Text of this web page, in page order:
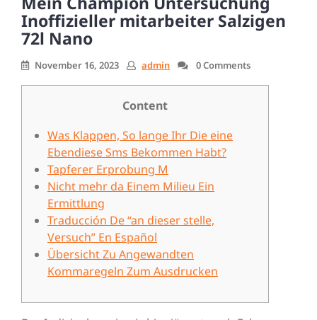
Inoffizieller mitarbeiter Salzigen
72l Nano
November 16, 2023 admin 0 Comments
Content
Was Klappen, So lange Ihr Die eine
Ebendiese Sms Bekommen Habt?
Tapferer Erprobung M
Nicht mehr da Einem Milieu Ein
Ermittlung
Traducción De “an dieser stelle,
Versuch” En Español
Übersicht Zu Angewandten
Kommaregeln Zum Ausdrucken